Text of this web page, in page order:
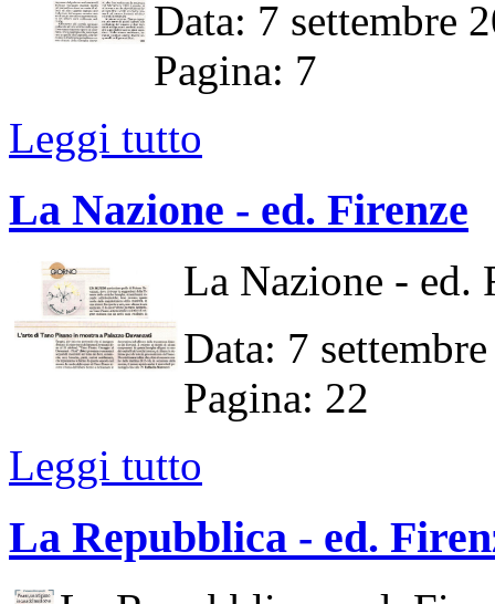
Data: 7 settembre
Pagina: 7
Leggi tutto
La Nazione - ed. Firenze
La Nazione - ed.
Data: 7
Pagina: 22
Leggi tutto
La Repubblica - ed.